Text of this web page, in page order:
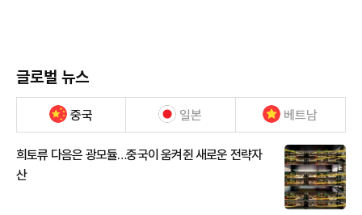
글로벌 뉴스
중국 일본 베트남
희토류 다음은 광모듈…중국이 움켜쥔 새로운 전략자
산